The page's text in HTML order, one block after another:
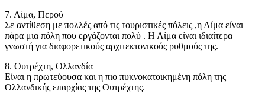
7. Λίμα, Περού
Σε αντίθεση με πολλές από τις τουριστικές πόλεις ,η Λίμα είναι
πάρα μια πόλη που εργάζονται πολύ . Η Λίμα είναι ιδιαίτερα
γνωστή για διαφορετικούς αρχιτεκτονικούς ρυθμούς της.
8. Ουτρέχτη, Ολλανδία
Είναι η πρωτεύουσα και η πιο πυκνοκατοικημένη πόλη της
Ολλανδικής επαρχίας της Ουτρέχτης.